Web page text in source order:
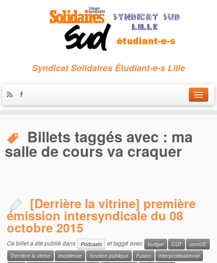
Syndicat Solidaires Étudiant-e-s Lille
Qui sommes-nous ?
Nous contacter
Billets taggés avec : ma
salle de cours va craquer
[Derrière la vitrine] première
émission intersyndicale du 08
octobre 2015
Ce billet a été publié dans Podcasts et taggé avec budget CGT
comUE
Derrière la vitrine
excellence fonction publique Fusion
interprofessionnel